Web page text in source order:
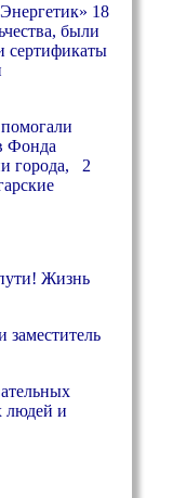
18
были
сертификаты
Фонда
города, 2
Жизнь
заместитель
людей и